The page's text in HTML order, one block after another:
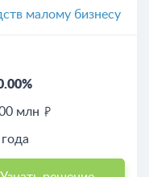
малому бизнесу
млн